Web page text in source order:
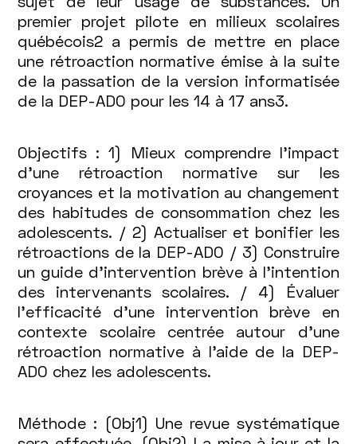
substances
chez
les
adolescents
utilisant
la
DEP-
ADO:
une
étude
sur
premier projet pilote en milieux scolaires
québécois2 a permis de mettre en place
une rétroaction normative émise à la suite
de la passation de la version informatisée
de la DEP-ADO pour les 14 à 17 ans3.
Objectifs : 1) Mieux comprendre l’impact
d’une rétroaction normative sur les
croyances et la motivation au changement
des habitudes de consommation chez les
adolescents. / 2) Actualiser et bonifier les
rétroactions de la DEP-ADO / 3) Construire
un guide d’intervention brève à l’intention
des intervenants scolaires. / 4) Évaluer
l’efficacité d’une intervention brève en
contexte scolaire centrée autour d’une
rétroaction normative à l’aide de la DEP-
ADO chez les adolescents.
Méthode : (Obj1) Une revue systématique